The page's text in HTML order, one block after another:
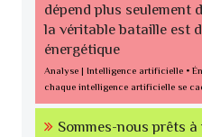
dépend plus seulement
la véritable bataille est
énergétique
Analyse | Intelligence artificielle •
chaque intelligence artificielle se
Sommes-nous prêts à